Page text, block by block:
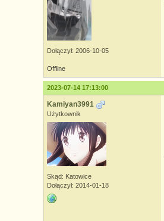
Dołączył: 2006-10-05
Offline
2023-07-14 17:13:00
Kamiyan3991
Użytkownik
Skąd: Katowice
Dołączył: 2014-01-18